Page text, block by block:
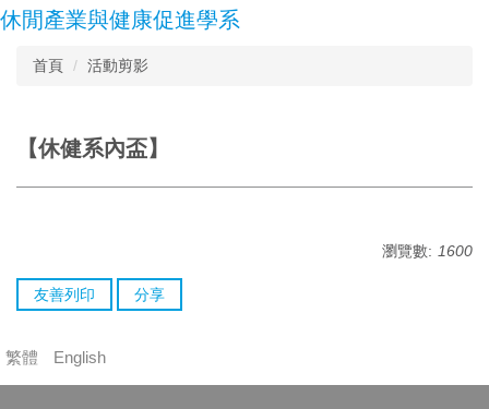
跳
休閒產業與健康促進學系
首頁 活動剪影
【休健系內盃】
瀏覽數: 1600
友善列印 分享
繁體 English